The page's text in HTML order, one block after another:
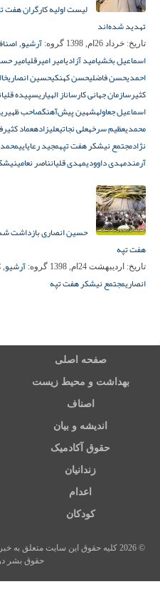
لیست اولیه کارگران هفت
تهدید شده‌اند
تاریخ: خرداد 26ام, 1398 گروه: آرشیو,
اسماعیل بخشیامید آزادیامیر امیرقلیامیر
احمدیحسن فاضلیحسن کهنکیحسین انصاری
کثیرسازمان جهانی کارساناز الهیاریسپیده
اسماعیل جعاولهشهین پیش‌آهنگصاحب ظهیری
محمدیعظیم سرخهعلی نجاتیعلیزادهعماد کثیر
نژادمجتمع نیشکر هفت تپهمجید رعایاییمحمد
آرمندمهدی داوودیمهدی قلیانناصر نعامی
حسین انصاری بازداشت
هفت تپه
تاریخ: اردیبهشت 24ام, 1398 گروه: آرشیو,
انصاریمجتمع نیشکر هفت تپه
صفحه اصلی
بهداشت و محیط زیست
اصناف
اندیشه و بیان
حقوق آکادمیک
زندانیان
اعدام
کودکان
© 2026 کلیه حقوق این سایت متعلق
حقوق بشر